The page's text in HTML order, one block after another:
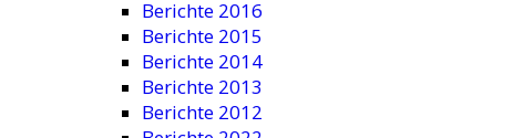
Berichte 2016
Berichte 2015
Berichte 2014
Berichte 2013
Berichte 2012